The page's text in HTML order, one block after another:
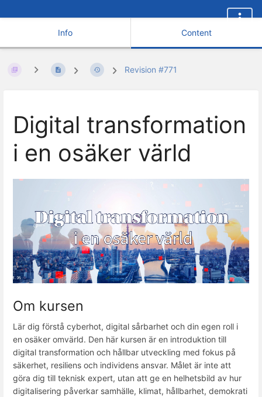
Info Content
Revision #771
Digital transformation
i en osäker värld
Om kursen
Lär dig förstå cyberhot, digital sårbarhet och din egen roll i
en osäker omvärld. Den här kursen är en introduktion till
digital transformation och hållbar utveckling med fokus på
säkerhet, resiliens och individens ansvar. Målet är inte att
göra dig till teknisk expert, utan att ge en helhetsbild av hur
digitalisering påverkar samhälle, klimat, hållbarhet, demokrati